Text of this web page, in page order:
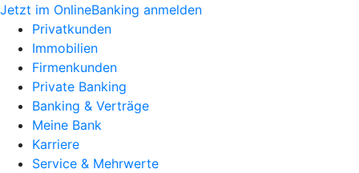
Jetzt im OnlineBanking anmelden
Privatkunden
Immobilien
Firmenkunden
Private Banking
Banking & Verträge
Meine Bank
Karriere
Service & Mehrwerte